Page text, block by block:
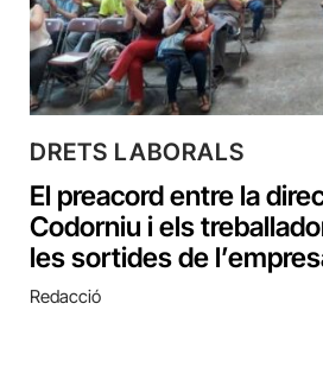
DRETS LABORALS
El preacord entre la
Codorniu i els
les sortides de
Redacció